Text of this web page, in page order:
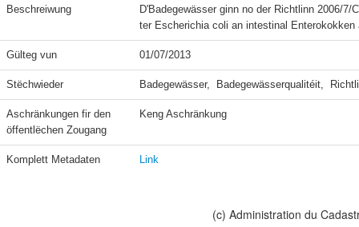
Beschreiwung
D'Badegewässer ginn no der Richtlinn 2006/
ter Escherichia coli an intestinal
Gülteg vun 01/07/2013
Stëchwieder Badegewässer,  Badegewässerqualitéit,
Aschränkungen fir den
öffentlëchen Zougang
Keng Aschränkung
Komplett Metadaten Link
(c) Administration du